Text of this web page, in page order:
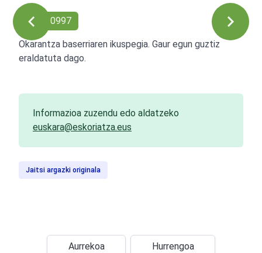
Ref: 00997
Okarantza baserriaren ikuspegia. Gaur egun guztiz
eraldatuta dago.
Informazioa zuzendu edo aldatzeko
euskara@eskoriatza.eus
Jaitsi argazki originala
Aurrekoa Hurrengoa